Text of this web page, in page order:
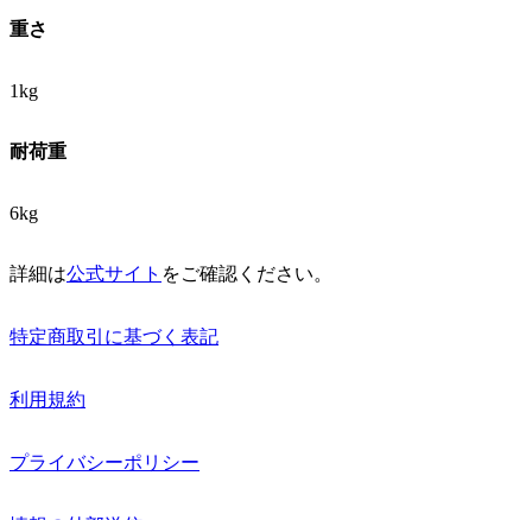
重さ
1kg
耐荷重
6kg
詳細は公式サイト をご確認ください。
特定商取引に基づく表記
利用規約
プライバシーポリシー